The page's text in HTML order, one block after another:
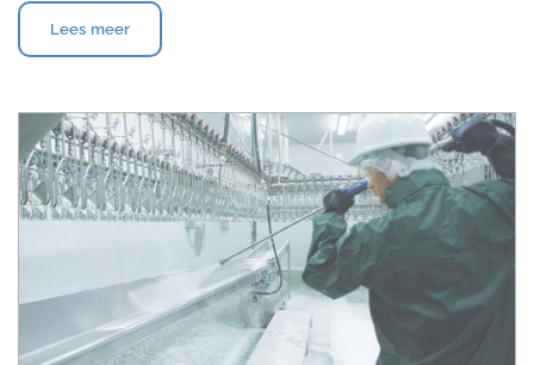
Lees meer